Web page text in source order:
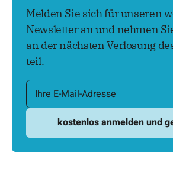
Melden Sie sich für unseren
Newsletter an und nehmen
an der nächsten Verlosung
teil.